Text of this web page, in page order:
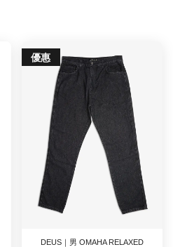
優惠
DEUS｜男 OMAHA RELAXED